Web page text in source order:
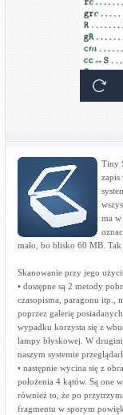
Tiny
zapis
ma
mało, bo blisko 60 MB.
Skanowanie przy jego
• dostępne są 2 metody
czasopisma, paragonu itp.,
poprzez galerię
wypadku korzysta się z
lampy błyskowej. W
naszym systemie
• następnie wycina się z
położenia 4 kątów. Są one
również to, że po
fragmentu w sporym